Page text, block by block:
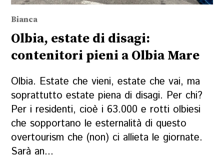
Bianca
Olbia, estate di disagi:
contenitori pieni a Olbia Mare
Olbia. Estate che vieni, estate che vai, ma
soprattutto estate piena di disagi. Per chi?
Per i residenti, cioè i 63.000 e rotti olbiesi
che sopportano le esternalità di questo
overtourism che (non) ci allieta le giornate.
Sarà an...